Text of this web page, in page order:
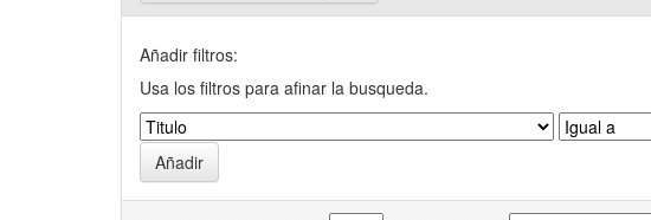
Añadir filtros:
Usa los filtros para afinar la busqueda.